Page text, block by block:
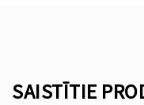
SAISTĪTIE